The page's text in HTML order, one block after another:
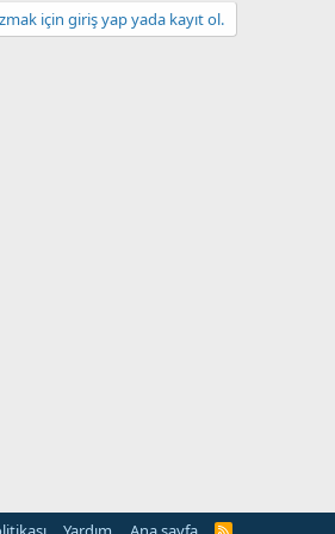
için giriş yap yada kayıt ol.
R